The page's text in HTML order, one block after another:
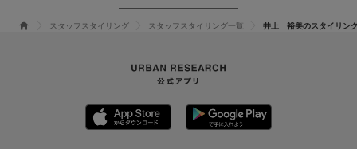
スタッフスタイリング スタッフスタイリング一覧 井上 裕美のスタイリン